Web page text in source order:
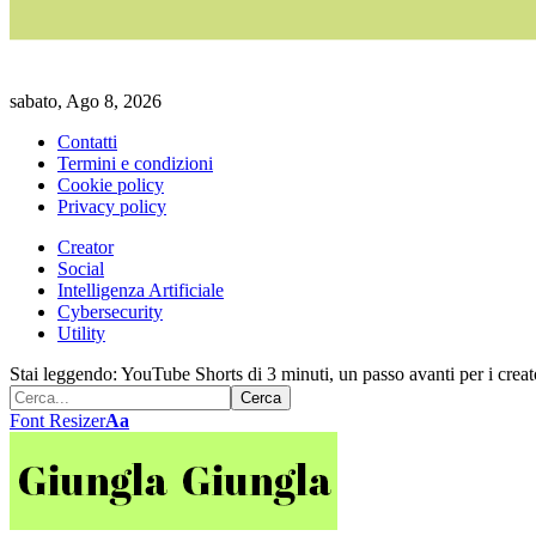
sabato, Ago 8, 2026
Contatti
Termini e condizioni
Cookie policy
Privacy policy
Creator
Social
Intelligenza Artificiale
Cybersecurity
Utility
Stai leggendo: YouTube Shorts di 3 minuti, un passo avanti per i
Font ResizerAa